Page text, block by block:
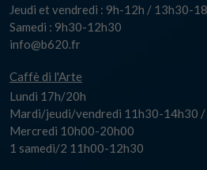
Jeudi et vendredi : 9h-12h / 13h30-
Samedi : 9h30-12h30
info@b620.fr
Caffè di l'Arte
Lundi 17h/20h
Mardi/jeudi/vendredi 11h30-14h30
Mercredi 10h00-20h00
1 samedi/2 11h00-12h30